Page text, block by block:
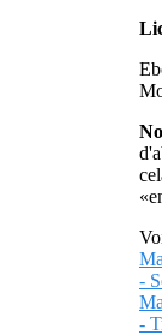
-
-